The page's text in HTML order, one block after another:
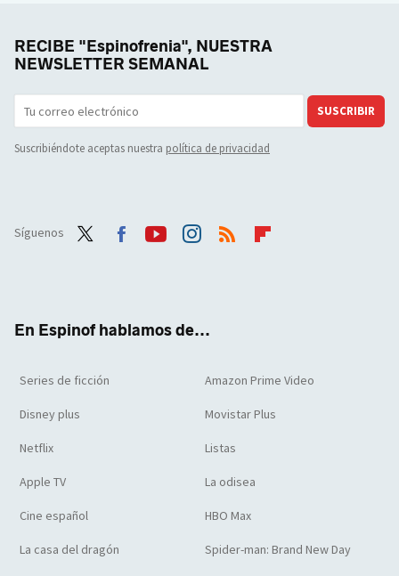
RECIBE "Espinofrenia", NUESTRA
NEWSLETTER SEMANAL
SUSCRIBIR
Suscribiéndote aceptas nuestra política de privacidad
Síguenos
En Espinof hablamos de...
Series de ficción Amazon Prime Video
Disney plus Movistar Plus
Netflix Listas
Apple TV La odisea
Cine español HBO Max
La casa del dragón Spider-man: Brand New Day